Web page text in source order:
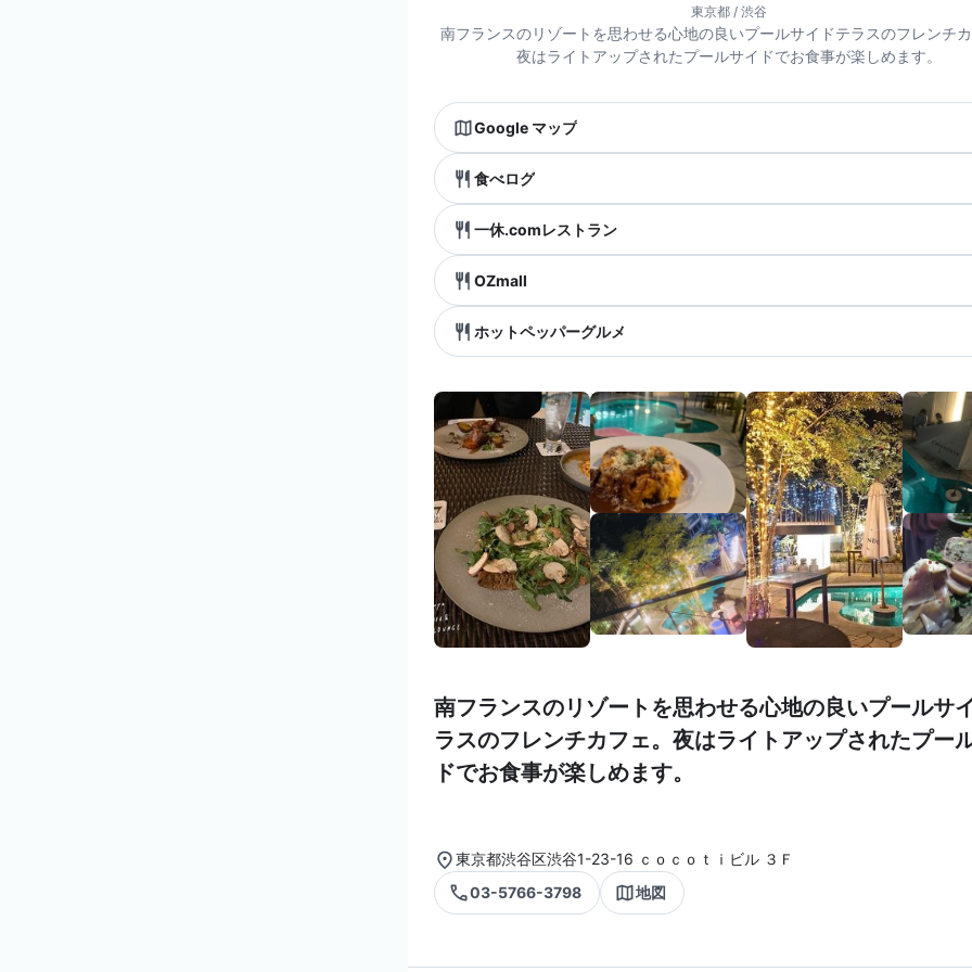
東京都 / 渋谷
南フランスのリゾートを思わせる心地の良いプールサイドテラスのフレンチ
夜はライトアップされたプールサイドでお食事が楽しめます。
Google マップ
食べログ
一休.comレストラン
OZmall
ホットペッパーグルメ
南フランスのリゾートを思わせる心地の良いプールサ
ラスのフレンチカフェ。夜はライトアップされたプー
ドでお食事が楽しめます。
東京都渋谷区渋谷1-23-16 ｃｏｃｏｔｉビル ３Ｆ
03-5766-3798
地図